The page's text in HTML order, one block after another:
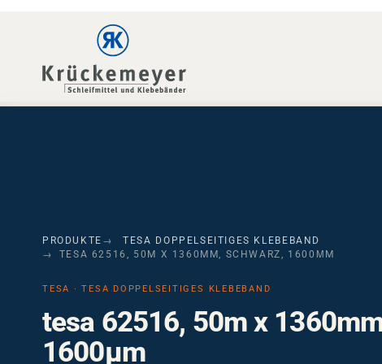
PRODUKTE
TESA DOPPELSEITIGES KLEBEBAND
TESA 62516, 50M X 1360MM, SCHWARZ, 1600ΜM
tesa 62516, 50m x
1600µm